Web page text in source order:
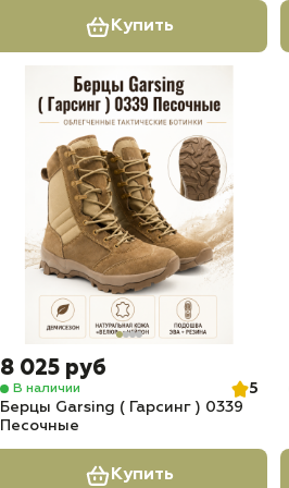
Купить
8 025 руб
В наличии
5
Берцы Garsing ( Гарсинг ) 0339
Песочные
Купить